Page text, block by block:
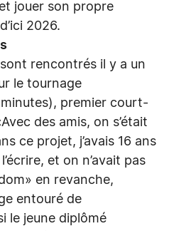
jouer son propre
2026.
rencontrés il y a un
le tournage
minutes), premier court-
des amis, on s’était
ce projet, j’avais 16 ans
et on n’avait pas
en revanche,
entouré de
le jeune diplômé